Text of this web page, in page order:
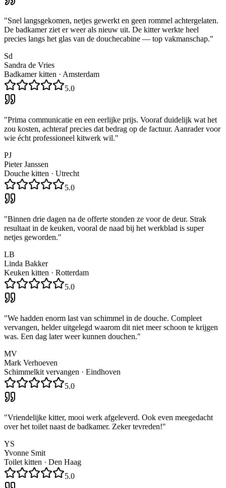
"Snel langsgekomen, netjes gewerkt en geen rommel achtergelaten.
De badkamer ziet er weer als nieuw uit. De kitter werkte heel
precies langs het glas van de douchecabine — top vakmanschap."
Sd
Sandra de Vries
Badkamer kitten · Amsterdam
5.0
"Prima communicatie en een eerlijke prijs. Vooraf duidelijk wat het
zou kosten, achteraf precies dat bedrag op de factuur. Aanrader voor
wie écht professioneel kitwerk wil."
PJ
Pieter Janssen
Douche kitten · Utrecht
5.0
"Binnen drie dagen na de offerte stonden ze voor de deur. Strak
resultaat in de keuken, vooral de naad bij het werkblad is super
netjes geworden."
LB
Linda Bakker
Keuken kitten · Rotterdam
5.0
"We hadden enorm last van schimmel in de douche. Compleet
vervangen, helder uitgelegd waarom dit niet meer schoon te krijgen
was. Een dag later weer kunnen douchen."
MV
Mark Verhoeven
Schimmelkit vervangen · Eindhoven
5.0
"Vriendelijke kitter, mooi werk afgeleverd. Ook even meegedacht
over het toilet naast de badkamer. Zeker tevreden!"
YS
Yvonne Smit
Toilet kitten · Den Haag
5.0